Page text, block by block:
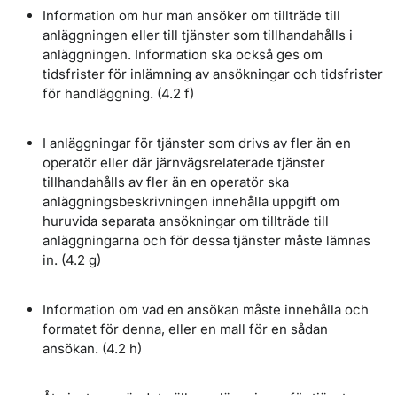
Information om hur man ansöker om tillträde till
anläggningen eller till tjänster som tillhandahålls i
anläggningen. Information ska också ges om
tidsfrister för inlämning av ansökningar och tidsfrister
för handläggning. (4.2 f)
I anläggningar för tjänster som drivs av fler än en
operatör eller där järnvägsrelaterade tjänster
tillhandahålls av fler än en operatör ska
anläggningsbeskrivningen innehålla uppgift om
huruvida separata ansökningar om tillträde till
anläggningarna och för dessa tjänster måste lämnas
in. (4.2 g)
Information om vad en ansökan måste innehålla och
formatet för denna, eller en mall för en sådan
ansökan. (4.2 h)